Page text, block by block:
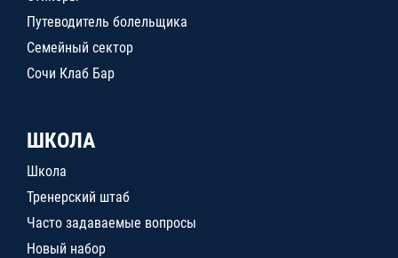
Путеводитель болельщика
Семейный сектор
Сочи Клаб Бар
ШКОЛА
Школа
Тренерский штаб
Часто задаваемые вопросы
Новый набор